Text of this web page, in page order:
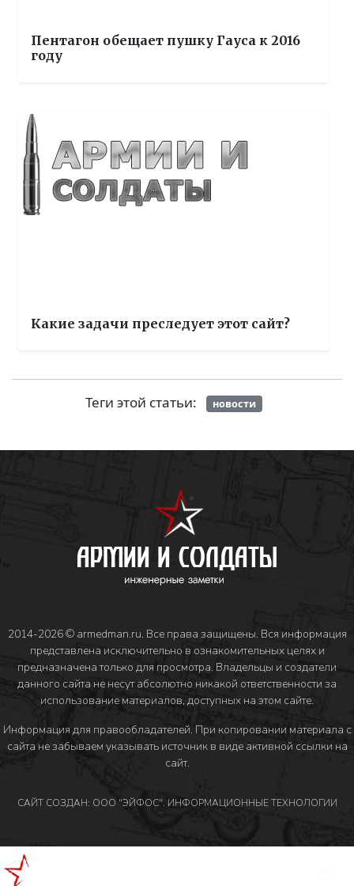
Пентагон обещает пушку Гауса к 2016
году
Какие задачи преследует этот сайт?
Теги этой статьи: новости
2014-2026 © armedman.ru. Все права защищены. Вся информация
представлена исключительно в ознакомительных целях и
предназначена только для просмотра. Владельцы и создатели
данного сайта не несут абсолютно никакой ответственности за
использование материалов, доступных на этом сайте.
Информация для правообладателей. При копировании материала с
сайта не забываем указывать источник в виде активной ссылки на
сайт.
САЙТ СОЗДАН: ООО "ЭЙФОС". ИНФОРМАЦИОННЫЕ ТЕХНОЛОГИИ